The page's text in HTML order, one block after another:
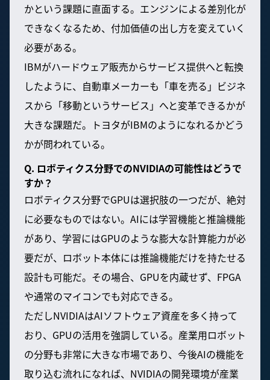
かという課題に直面する。エンジンによる差別化が
できなくなるため、付加価値の出し方を変えていく
必要がある。
IBMがハードウェア販売からサービス提供へと転換
したように、自動車メーカーも「車を売る」ビジネ
スから「移動というサービス」へと変革できるかが
大きな課題だ。トヨタがIBMのようになれるかどう
かが問われている。
Q. ロボティクス分野でのNVIDIAの可能性はどうで
すか？
ロボティクス分野でGPUは選択肢の一つだが、絶対
に必要なものではない。AIには学習機能と推論機能
があり、学習にはGPUのような膨大な計算能力が必
要だが、ロボット本体には推論機能だけを持たせる
設計も可能だ。その場合、GPUを内蔵せず、FPGA
や通常のマイコンでも対応できる。
ただしNVIDIAはAIソフトウェア資産を多く持って
おり、GPUの活用を強調している。産業用ロボット
の分野も非常に大きな市場であり、今後AIの機能を
取り込む流れになれば、NVIDIAの開発環境が産業